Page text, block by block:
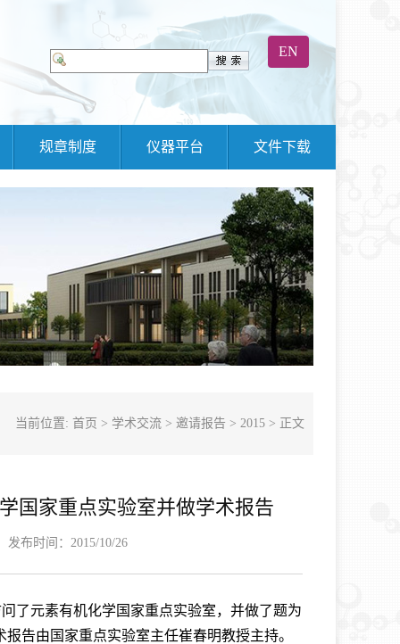
EN
规章制度 仪器平台 文件下载
当前位置: 首页 > 学术交流 > 邀请报告 > 2015 > 正文
国家重点实验室并做学术报告
发布时间：2015/10/26
了元素有机化学国家重点实验室，并做了题为
报告由国家重点实验室主任崔春明教授主持。